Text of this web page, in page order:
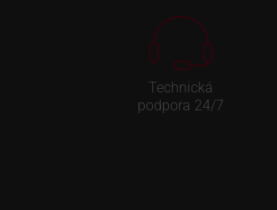
Technická
podpora 24/7